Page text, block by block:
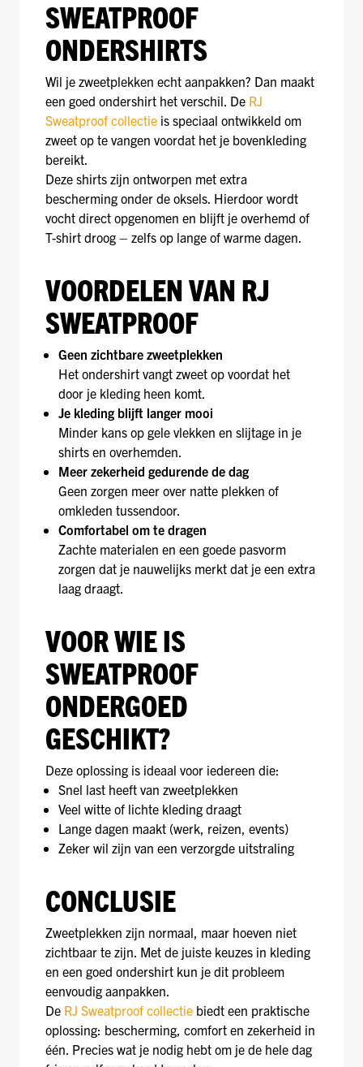
SWEATPROOF
ONDERSHIRTS
Wil je zweetplekken echt aanpakken? Dan maakt
een goed ondershirt het verschil. De RJ
Sweatproof collectie is speciaal ontwikkeld om
zweet op te vangen voordat het je bovenkleding
bereikt.
Deze shirts zijn ontworpen met extra
bescherming onder de oksels. Hierdoor wordt
vocht direct opgenomen en blijft je overhemd of
T-shirt droog – zelfs op lange of warme dagen.
VOORDELEN VAN RJ
SWEATPROOF
Geen zichtbare zweetplekken
Het ondershirt vangt zweet op voordat het
door je kleding heen komt.
Je kleding blijft langer mooi
Minder kans op gele vlekken en slijtage in je
shirts en overhemden.
Meer zekerheid gedurende de dag
Geen zorgen meer over natte plekken of
omkleden tussendoor.
Comfortabel om te dragen
Zachte materialen en een goede pasvorm
zorgen dat je nauwelijks merkt dat je een extra
laag draagt.
VOOR WIE IS
SWEATPROOF
ONDERGOED
GESCHIKT?
Deze oplossing is ideaal voor iedereen die:
Snel last heeft van zweetplekken
Veel witte of lichte kleding draagt
Lange dagen maakt (werk, reizen, events)
Zeker wil zijn van een verzorgde uitstraling
CONCLUSIE
Zweetplekken zijn normaal, maar hoeven niet
zichtbaar te zijn. Met de juiste keuzes in kleding
en een goed ondershirt kun je dit probleem
eenvoudig aanpakken.
De RJ Sweatproof collectie biedt een praktische
oplossing: bescherming, comfort en zekerheid in
één. Precies wat je nodig hebt om je de hele dag